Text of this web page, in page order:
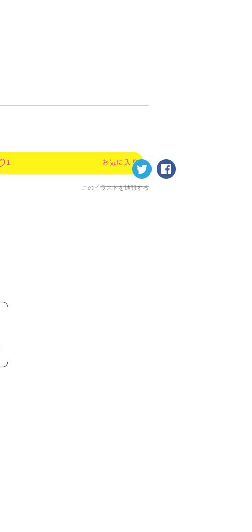
1
このイラストを通報する